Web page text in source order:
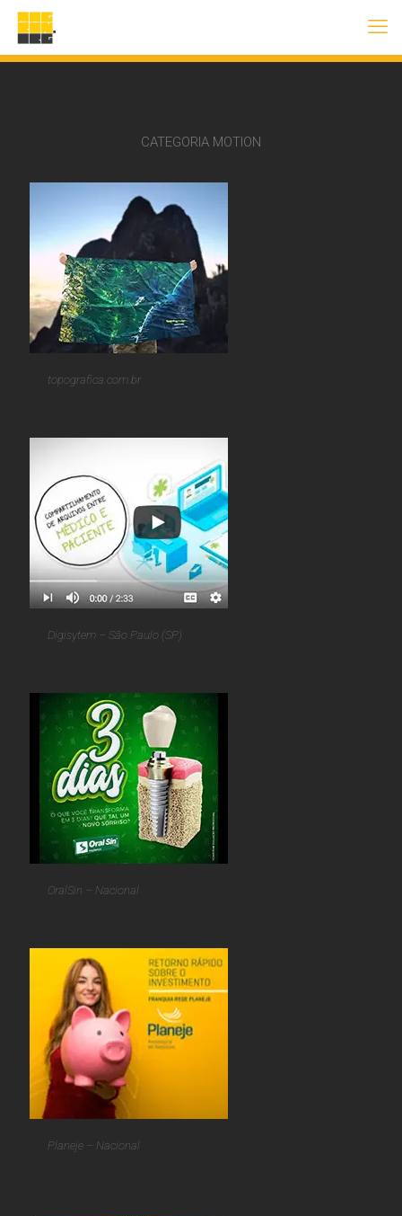
CATEGORIA MOTION
topografica.com.br
Digisytem – São Paulo (SP)
OralSin – Nacional
Planeje – Nacional